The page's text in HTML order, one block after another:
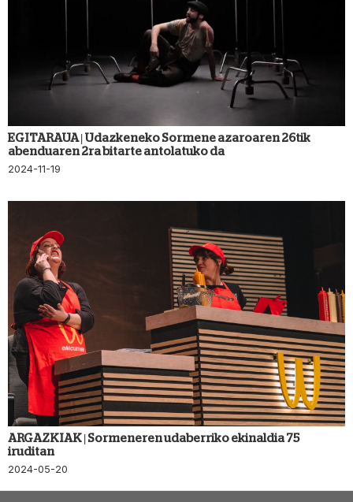
EGITARAUA | Udazkeneko Sormene azaroaren 26tik
abenduaren 2ra bitarte antolatuko da
2024-11-19
ARGAZKIAK | Sormeneren udaberriko ekinaldia 75
iruditan
2024-05-20